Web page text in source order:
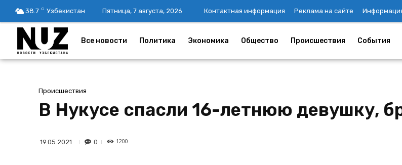
38.7 C Узбекистан Пятница, 7 августа, 2026 Контактная информация Реклама на сайте
Все новости Политика Экономика Общество Происшествия События
Происшествия
В Нукусе спасли 16-летнюю девушку,
19.05.2021 0 1200